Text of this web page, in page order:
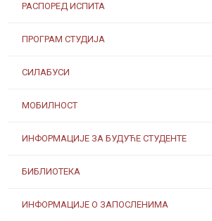
РАСПОРЕД ИСПИТА
ПРОГРАМ СТУДИЈА
СИЛАБУСИ
МОБИЛНОСТ
ИНФОРМАЦИЈЕ ЗА БУДУЋЕ СТУДЕНТЕ
БИБЛИОТЕКА
ИНФОРМАЦИЈЕ О ЗАПОСЛЕНИМА